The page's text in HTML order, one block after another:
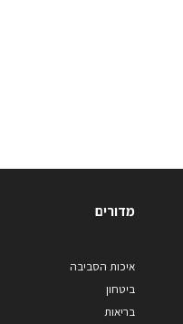
מדורים
איכות הסביבה
ביטחון
בריאות